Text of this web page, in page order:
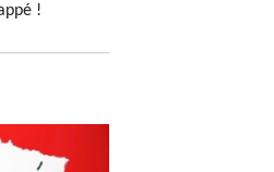
!